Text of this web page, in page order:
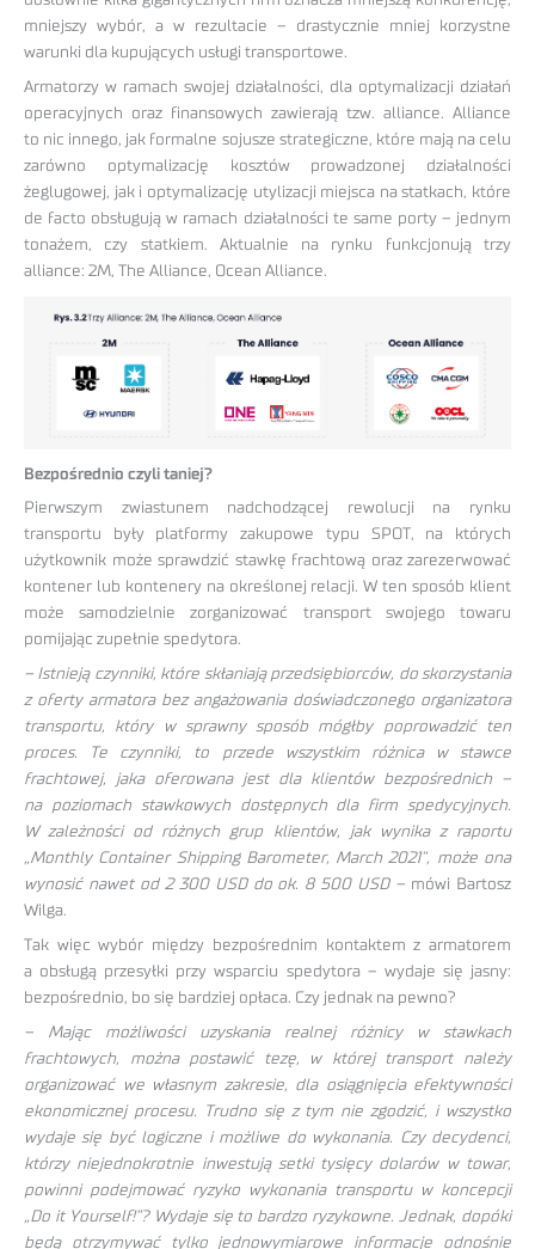
mniejszy wybór, a w rezultacie – drastycznie mniej korzystne
warunki dla kupujących usługi transportowe.
Armatorzy w ramach swojej działalności, dla optymalizacji działań
operacyjnych oraz finansowych zawierają tzw. alliance. Alliance
to nic innego, jak formalne sojusze strategiczne, które mają na celu
zarówno optymalizację kosztów prowadzonej działalności
żeglugowej, jak i optymalizację utylizacji miejsca na statkach, które
de facto obsługują w ramach działalności te same porty – jednym
tonażem, czy statkiem. Aktualnie na rynku funkcjonują trzy
alliance: 2M, The Alliance, Ocean Alliance.
Bezpośrednio czyli taniej?
Pierwszym zwiastunem nadchodzącej rewolucji na rynku
transportu były platformy zakupowe typu SPOT, na których
użytkownik może sprawdzić stawkę frachtową oraz zarezerwować
kontener lub kontenery na określonej relacji. W ten sposób klient
może samodzielnie zorganizować transport swojego towaru
pomijając zupełnie spedytora.
– Istnieją czynniki, które skłaniają przedsiębiorców, do skorzystania
z oferty armatora bez angażowania doświadczonego organizatora
transportu, który w sprawny sposób mógłby poprowadzić ten
proces. Te czynniki, to przede wszystkim różnica w stawce
frachtowej, jaka oferowana jest dla klientów bezpośrednich –
na poziomach stawkowych dostępnych dla firm spedycyjnych.
W zależności od różnych grup klientów, jak wynika z raportu
„Monthly Container Shipping Barometer, March 2021”, może ona
wynosić nawet od 2 300 USD do ok. 8 500 USD – mówi Bartosz
Wilga.
Tak więc wybór między bezpośrednim kontaktem z armatorem
a obsługą przesyłki przy wsparciu spedytora – wydaje się jasny:
bezpośrednio, bo się bardziej opłaca. Czy jednak na pewno?
– Mając możliwości uzyskania realnej różnicy w stawkach
frachtowych, można postawić tezę, w której transport należy
organizować we własnym zakresie, dla osiągnięcia efektywności
ekonomicznej procesu. Trudno się z tym nie zgodzić, i wszystko
wydaje się być logiczne i możliwe do wykonania. Czy decydenci,
którzy niejednokrotnie inwestują setki tysięcy dolarów w towar,
powinni podejmować ryzyko wykonania transportu w koncepcji
„Do it Yourself!”? Wydaje się to bardzo ryzykowne. Jednak, dopóki
będą otrzymywać tylko jednowymiarowe informacje odnośnie